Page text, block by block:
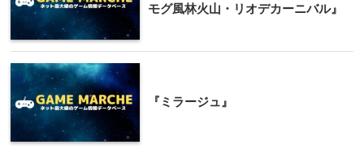
モグ風林火山・リオデカーニバル』
『ミラージュ』